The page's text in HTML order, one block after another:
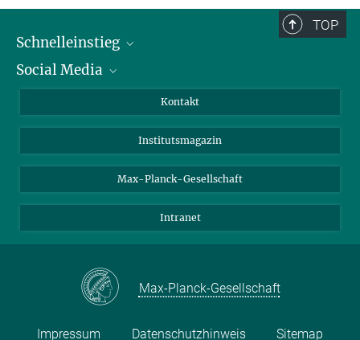
TOP
Schnelleinstieg
Alumni
Fördernde
Schulen
Studierende
Social Media
Bluesky
Facebook
YouTube
Kontakt
Institutsmagazin
Max-Planck-Gesellschaft
Intranet
Max-Planck-Gesellschaft
Impressum Datenschutzhinweis Sitemap